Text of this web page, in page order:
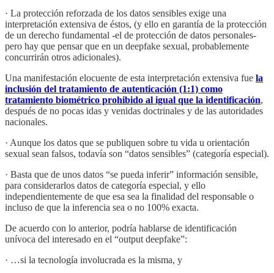
· La protección reforzada de los datos sensibles exige una
interpretación extensiva de éstos, (y ello en garantía de la protección
de un derecho fundamental -el de protección de datos personales-
pero hay que pensar que en un deepfake sexual, probablemente
concurrirán otros adicionales).
Una manifestación elocuente de esta interpretación extensiva fue la
inclusión del tratamiento de autenticación (1:1) como
tratamiento biométrico prohibido al igual que la identificación,
después de no pocas idas y venidas doctrinales y de las autoridades
nacionales.
· Aunque los datos que se publiquen sobre tu vida u orientación
sexual sean falsos, todavía son “datos sensibles” (categoría especial).
· Basta que de unos datos “se pueda inferir” información sensible,
para considerarlos datos de categoría especial, y ello
independientemente de que esa sea la finalidad del responsable o
incluso de que la inferencia sea o no 100% exacta.
De acuerdo con lo anterior, podría hablarse de identificación
unívoca del interesado en el “output deepfake”:
· …si la tecnología involucrada es la misma, y